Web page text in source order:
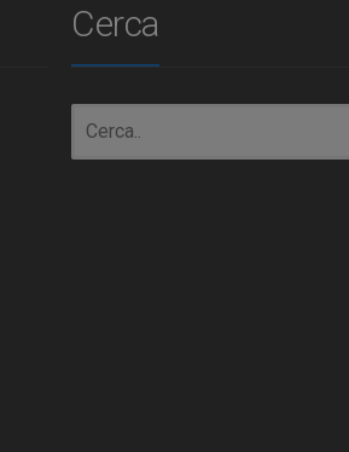
Cerca